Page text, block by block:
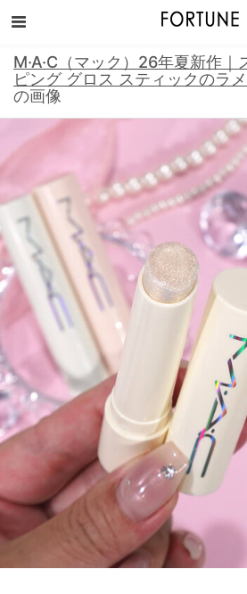
M·A·C（マック）26年夏新作｜
ピング グロス スティックのラ
の画像